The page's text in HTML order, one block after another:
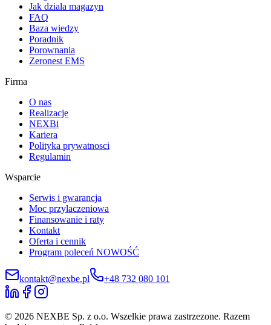
Jak dziala magazyn
FAQ
Baza wiedzy
Poradnik
Porownania
Zeronest EMS
Firma
O nas
Realizacje
NEXBi
Kariera
Polityka prywatnosci
Regulamin
Wsparcie
Serwis i gwarancja
Moc przylaczeniowa
Finansowanie i raty
Kontakt
Oferta i cennik
Program poleceń NOWOŚĆ
kontakt@nexbe.pl +48 732 080 101
© 2026 NEXBE Sp. z o.o. Wszelkie prawa zastrzezone. Razem